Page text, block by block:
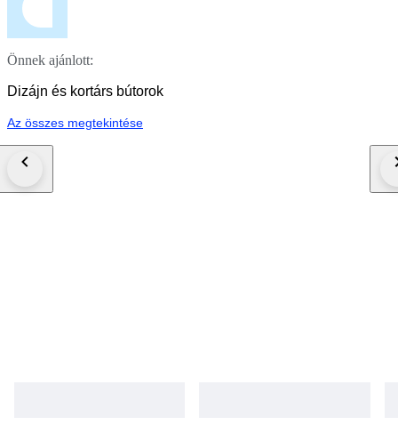
Önnek ajánlott:
Dizájn és kortárs bútorok
Az összes megtekintése